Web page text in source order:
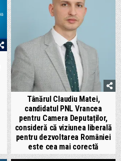
Tânărul Claudiu Matei,
candidatul PNL Vrancea
pentru Camera Deputaților,
consideră că viziunea liberală
pentru dezvoltarea României
este cea mai corectă